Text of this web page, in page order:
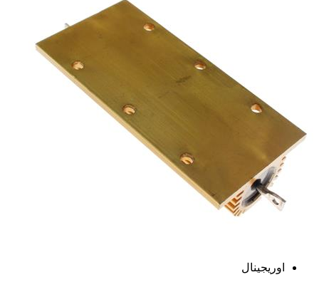
اوریجینال